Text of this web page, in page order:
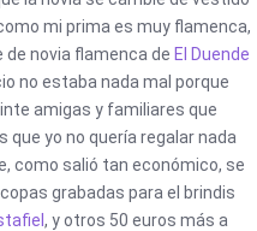
mi prima es muy flamenca,
novia flamenca de El Duende
no estaba nada mal porque
amigas y familiares que
que yo no quería regalar nada
como salió tan económico, se
grabadas para el brindis
, y otros 50 euros más a